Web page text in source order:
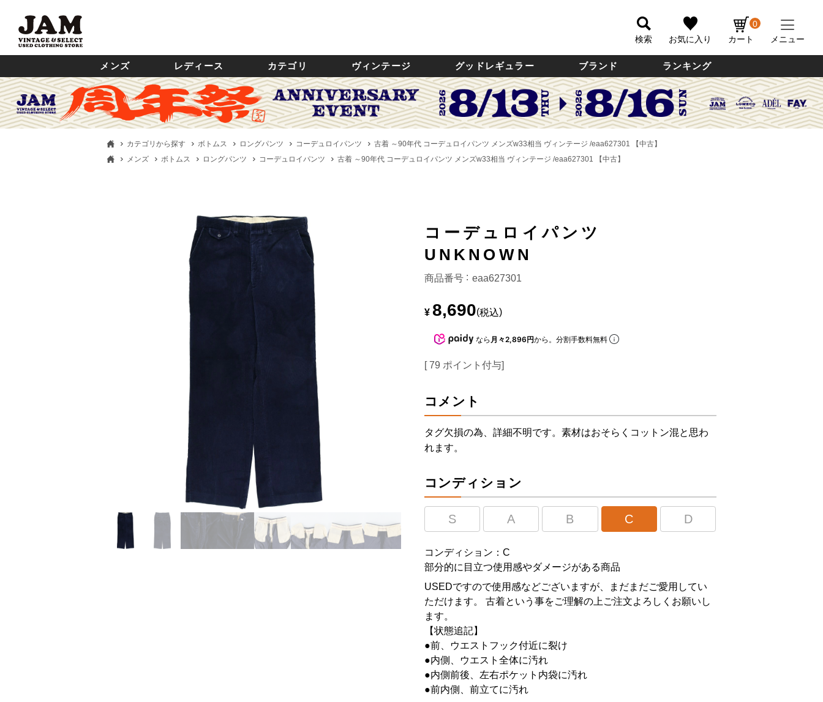
検索 お気に入り カート
0
メニュー
メンズ レディース カテゴリ ヴィンテージ グッドレギュラー ブランド ランキング
カテゴリから探す ボトムス ロングパンツ コーデュロイパンツ
古着 ～90年代 コーデュロイパンツ メンズw33相当 ヴィンテージ /eaa627301 【中古】
メンズ
ボトムス ロングパンツ コーデュロイパンツ 古着 ～90年代 コーデュロイパンツ メンズw33相当 ヴィンテージ /eaa627301 【中古】
コーデュロイパンツ
UNKNOWN
商品番号 eaa627301
¥ 8,690 税込
なら 月々2,896円から。分割手数料無料
[ 79 ポイント付与]
コメント
タグ欠損の為、詳細不明です。素材はおそらくコットン混と思わ
れます。
コンディション
S A B C D
コンディション：C
部分的に目立つ使用感やダメージがある商品
USEDですので使用感などございますが、まだまだご愛用してい
ただけます。 古着という事をご理解の上ご注文よろしくお願いし
ます。
【状態追記】
●前、ウエストフック付近に裂け
●内側、ウエスト全体に汚れ
●内側前後、左右ポケット内袋に汚れ
●前内側、前立てに汚れ